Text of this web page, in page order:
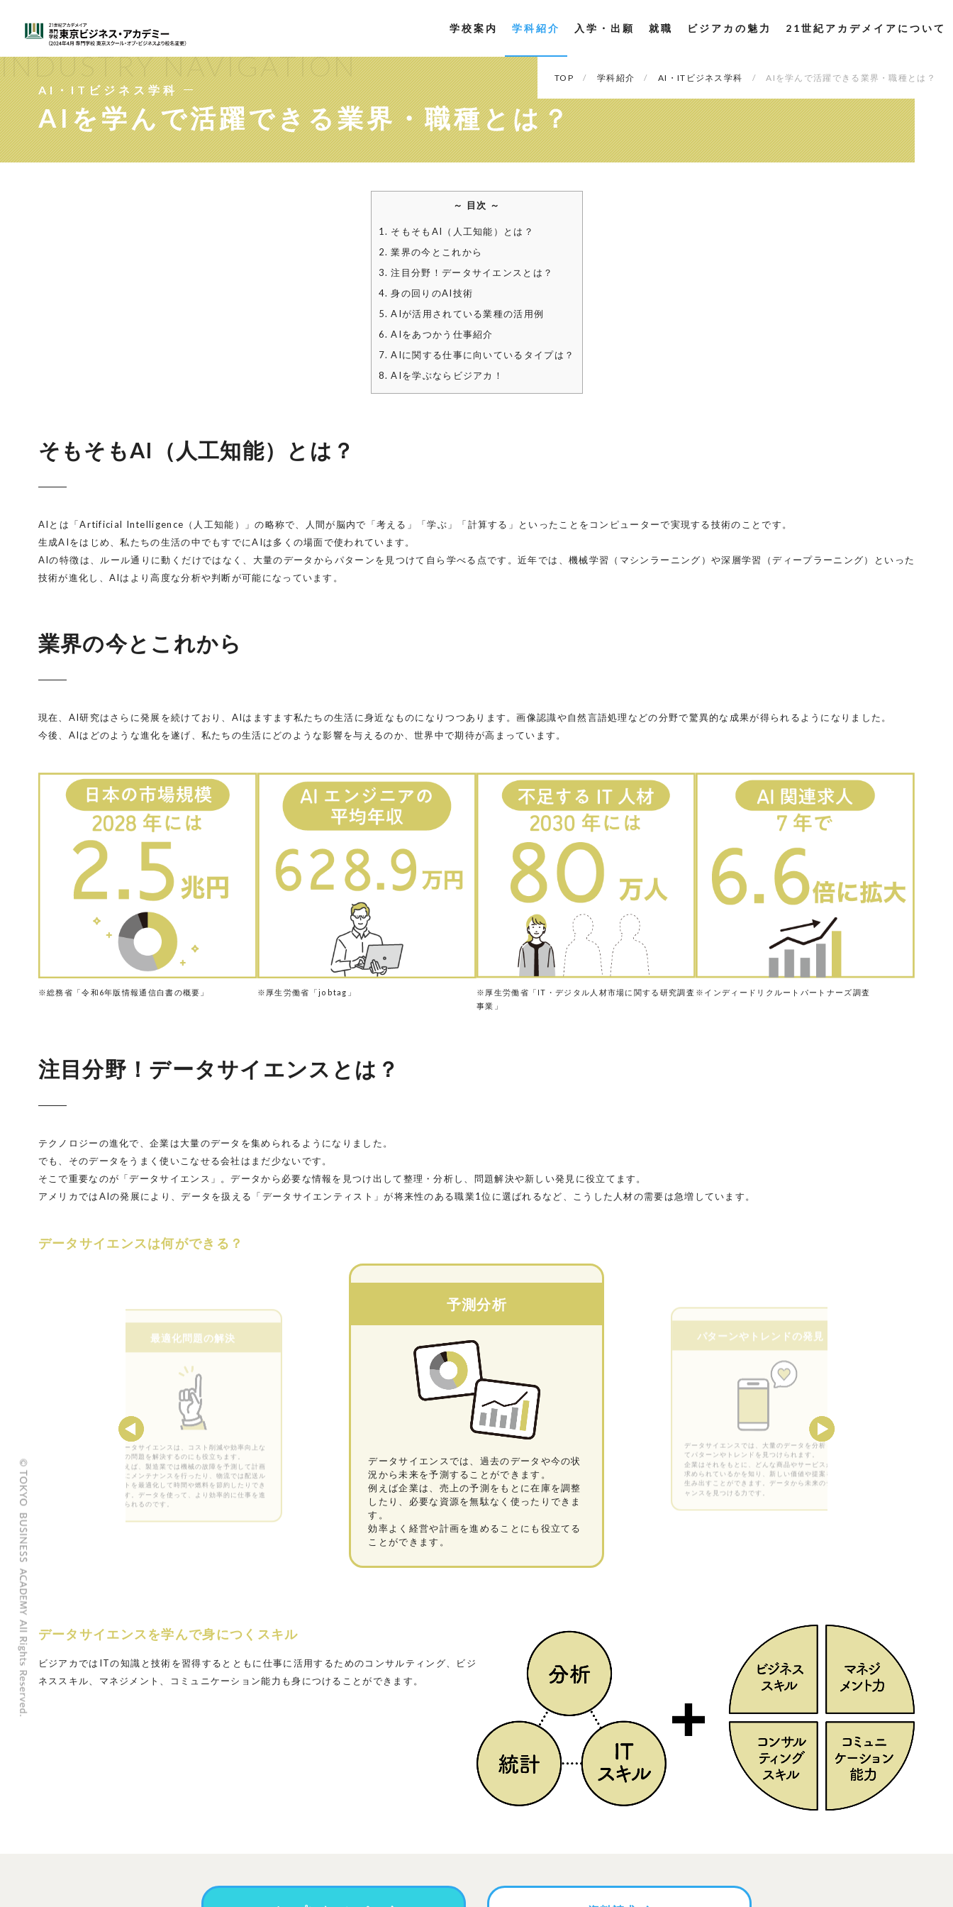
学校案内 学科紹介 入学・出願 就職 ビジアカの魅力 21世紀アカデメイアについて
TOP 学科紹介 AI・ITビジネス学科 AIを学んで活躍できる業界・職種とは？
INDUSTRY NAVIGATION
AI・ITビジネス学科
AIを学んで活躍できる業界・職種とは？
～ 目次 ～
1. そもそもAI（人工知能）とは？
2. 業界の今とこれから
3. 注目分野！データサイエンスとは？
4. 身の回りのAI技術
5. AIが活用されている業種の活用例
6. AIをあつかう仕事紹介
7. AIに関する仕事に向いているタイプは？
8. AIを学ぶならビジアカ！
そもそもAI（人工知能）とは？
AIとは「Artificial Intelligence（人工知能）」の略称で、人間が脳内で「考える」「学ぶ」「計算する」といったことをコンピューターで実現する技術のことです。
生成AIをはじめ、私たちの生活の中でもすでにAIは多くの場面で使われています。
AIの特徴は、ルール通りに動くだけではなく、大量のデータからパターンを見つけて自ら学べる点です。近年では、機械学習（マシンラーニング）や深層学習（ディープラーニング）といった
技術が進化し、AIはより高度な分析や判断が可能になっています。
業界の今とこれから
現在、AI研究はさらに発展を続けており、AIはますます私たちの生活に身近なものになりつつあります。画像認識や自然言語処理などの分野で驚異的な成果が得られるようになりました。
今後、AIはどのような進化を遂げ、私たちの生活にどのような影響を与えるのか、世界中で期待が高まっています。
※総務省「令和6年版情報通信白書の概要」 ※厚生労働省「jobtag」
※厚生労働省「IT・デジタル人材市場に関する研究調査
事業」
※インディードリクルートパートナーズ調査
注目分野！データサイエンスとは？
テクノロジーの進化で、企業は大量のデータを集められるようになりました。
でも、そのデータをうまく使いこなせる会社はまだ少ないです。
そこで重要なのが「データサイエンス」。データから必要な情報を見つけ出して整理・分析し、問題解決や新しい発見に役立てます。
アメリカではAIの発展により、データを扱える「データサイエンティスト」が将来性のある職業1位に選ばれるなど、こうした人材の需要は急増しています。
データサイエンスは何ができる？
最適化問題の解決
データサイエンスは、コスト削減や効率向上な
どの問題を解決するのにも役立ちます。
例えば、製造業では機械の故障を予測して計画
的にメンテナンスを行ったり、物流では配送ル
ートを最適化して時間や燃料を節約したりでき
ます。データを使って、より効率的に仕事を進
められるのです。
予測分析
データサイエンスでは、過去のデータや今の状
況から未来を予測することができます。
例えば企業は、売上の予測をもとに在庫を調整
したり、必要な資源を無駄なく使ったりできま
す。
効率よく経営や計画を進めることにも役立てる
ことができます。
パターンやトレンドの発見
データサイエンスでは、大量のデータを分析し
てパターンやトレンドを見つけられます。
企業はそれをもとに、どんな商品やサービスが
求められているかを知り、新しい価値や提案を
生み出すことができます。データから未来のチ
ャンスを見つける力です。
データサイエンスを学んで身につくスキル
ビジアカではITの知識と技術を習得するとともに仕事に活用するためのコンサルティング、ビジ
ネススキル、マネジメント、コミュニケーション能力も身につけることができます。